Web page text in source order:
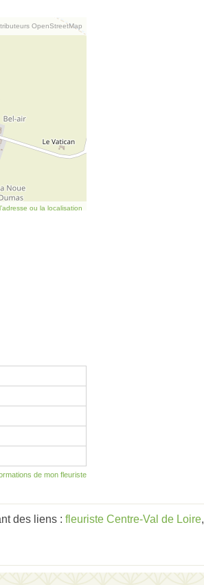
OpenStreetMap
ou la localisation
de mon fleuriste
des liens : fleuriste Centre-Val de Loire,